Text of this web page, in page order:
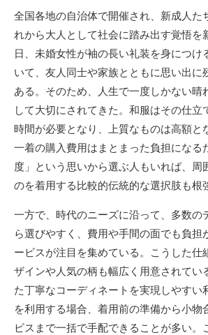
全国各地の自治体で開催され、新成人た
れから大人として社会に踏み出す覚悟を
日、未婚女性が袖の長い礼装を身につけ
いて、友人同士や家族とともに思い出に
ある。そのため、人生で一度しかない晴
して大切にされてきた。和服はその仕立
時間が必要となり、上質なものは高額と
一着の購入費用はまとまった負担になる
度」という思いから選ぶ人もいれば、周
のを着用する比較的伝統的な選択肢も根
一方で、時代のニーズに沿って、多数の
ら選びやすく、費用や手間の面でも負担
ービスが注目を集めている。こうした仕
ザインや人気の柄も幅広く用意されてい
た丁寧なコーディネートを実現しやすい
を利用する場合、着用前の準備から小物
ビスまで一括で手配できることが多い。